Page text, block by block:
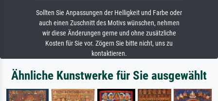
Sollten Sie Anpassungen der Helligkeit und Farbe oder
auch einen Zuschnitt des Motivs wünschen, nehmen
wir diese Änderungen gerne und ohne zusätzliche
Kosten für Sie vor. Zögern Sie bitte nicht, uns zu
kontaktieren.
Ähnliche Kunstwerke für Sie ausgewählt